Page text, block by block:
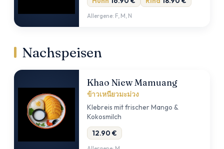
Allergene: F, M, N
Nachspeisen
Khao Niew Mamuang
ข้าวเหนียวมะม่วง
Klebreis mit frischer Mango &
Kokosmilch
12.90 €